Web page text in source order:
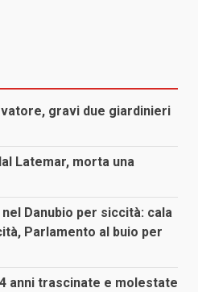
gravi due giardinieri
Latemar, morta una
Danubio per siccità: cala
Parlamento al buio per
anni trascinate e molestate